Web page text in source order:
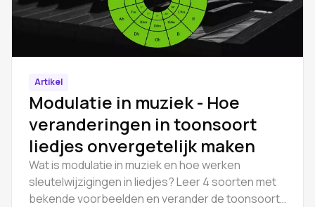
Artikel
Modulatie in muziek - Hoe
veranderingen in toonsoort
liedjes onvergetelijk maken
Wat is modulatie in muziek en hoe werken
sleutelwijzigingen in liedjes? Leer 4 soorten met
bekende voorbeelden en verander de toonsoort